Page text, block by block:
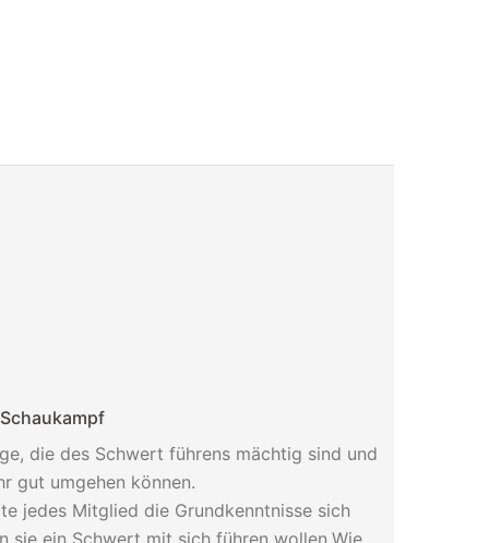
die des Schwert führens mächtig sind und
gut umgehen können.
jedes Mitglied die Grundkenntnisse sich
sie ein Schwert mit sich führen wollen.Wie